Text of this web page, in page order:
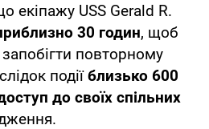
екіпажу USS Gerald R.
30 годин, щоб
повторному
подіїблизько 600
до своїх спільних